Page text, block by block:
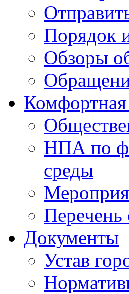
Порядок
Обзоры
Комфортная
НПА по
среды
Документы
Устав